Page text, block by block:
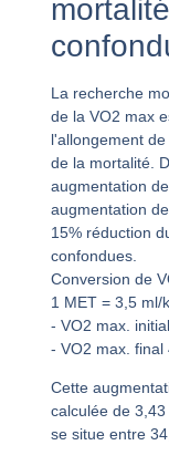
La recherche
de la VO2 max
l'allongement
de la mortalité.
augmentation
augmentation
15% réduction
confondues.
Conversion de
1 MET = 3,5 ml/
- VO2 max.
- VO2 max. final
Cette
calculée de
se situe entre